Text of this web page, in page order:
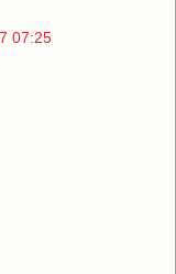
07:25